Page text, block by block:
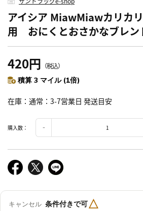
アイシア MiawMiawカリカ
用 おにくとおさかなブレン
420円 （税込）
積算 3 マイル (1倍)
在庫 通常：3-7営業日 発送目安
購入数：
キャンセル 条件付きで可△